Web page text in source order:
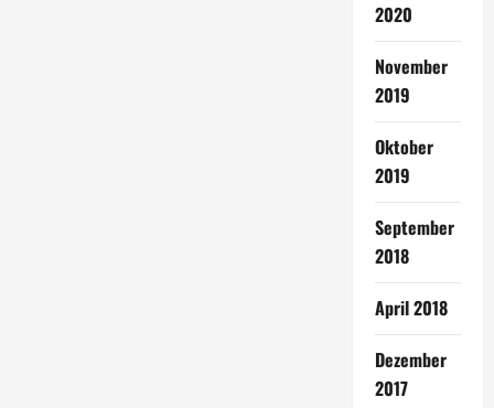
2020
November
2019
Oktober
2019
September
2018
April 2018
Dezember
2017